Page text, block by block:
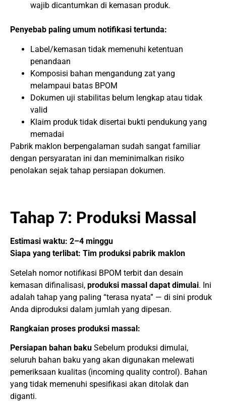
wajib dicantumkan di kemasan produk.
Penyebab paling umum notifikasi tertunda:
Label/kemasan tidak memenuhi ketentuan
penandaan
Komposisi bahan mengandung zat yang
melampaui batas BPOM
Dokumen uji stabilitas belum lengkap atau tidak
valid
Klaim produk tidak disertai bukti pendukung yang
memadai
Pabrik maklon berpengalaman sudah sangat familiar
dengan persyaratan ini dan meminimalkan risiko
penolakan sejak tahap persiapan dokumen.
Tahap 7: Produksi Massal
Estimasi waktu: 2–4 minggu
Siapa yang terlibat: Tim produksi pabrik maklon
Setelah nomor notifikasi BPOM terbit dan desain
kemasan difinalisasi, produksi massal dapat dimulai. Ini
adalah tahap yang paling “terasa nyata” — di sini produk
Anda diproduksi dalam jumlah yang dipesan.
Rangkaian proses produksi massal:
Persiapan bahan baku Sebelum produksi dimulai,
seluruh bahan baku yang akan digunakan melewati
pemeriksaan kualitas (incoming quality control). Bahan
yang tidak memenuhi spesifikasi akan ditolak dan
diganti.